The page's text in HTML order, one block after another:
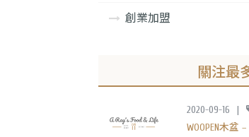
創業加盟
關注最
2020-09-16 |